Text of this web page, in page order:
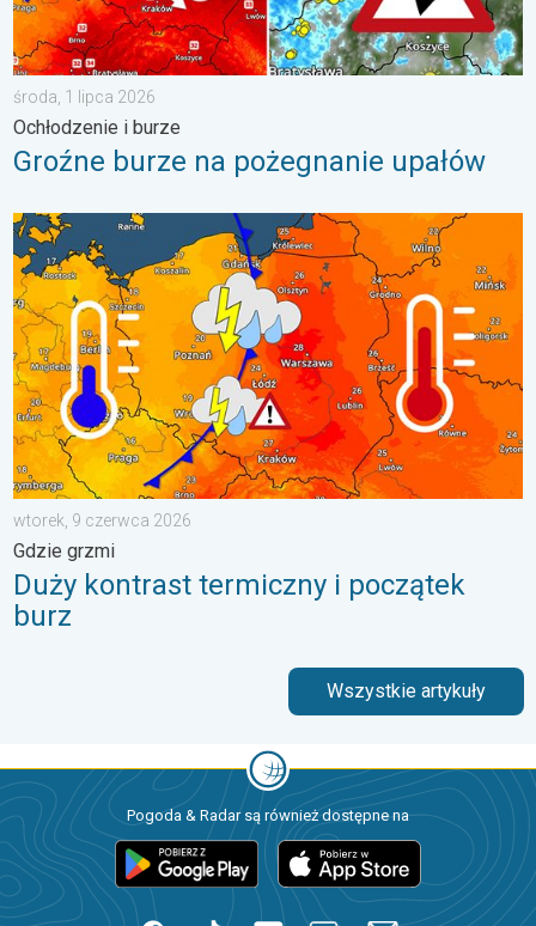
środa, 1 lipca 2026
Ochłodzenie i burze
Groźne burze na pożegnanie upałów
Duży kontrast termiczny i początek burz. Gdzie grzmi. . .
wtorek, 9 czerwca 2026
Gdzie grzmi
Duży kontrast termiczny i początek
burz
Wszystkie artykuły
Pogoda & Radar są również dostępne na